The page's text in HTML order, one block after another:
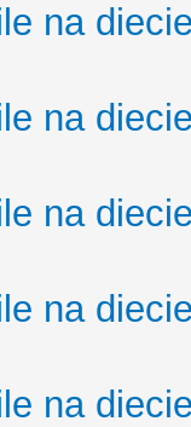
na
na
na
na
na